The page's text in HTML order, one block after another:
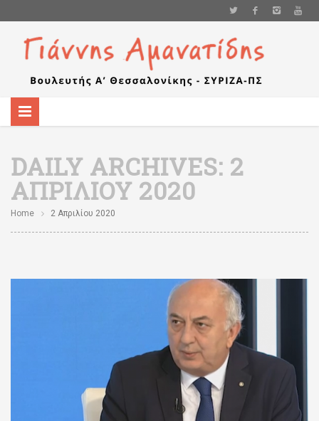
DAILY ARCHIVES: 2
ΑΠΡΙΛΊΟΥ 2020
Home 2 Απριλίου 2020